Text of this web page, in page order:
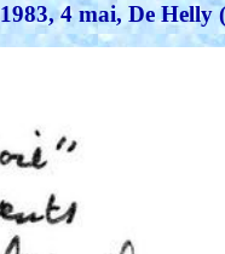
1983, 4 mai, De Helly